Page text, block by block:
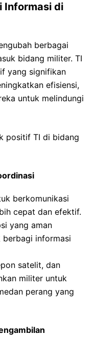
Informasi di
berbagai
bidang militer. TI
yang signifikan
efisiensi,
untuk melindungi
positif TI di bidang
berkomunikasi
cepat dan efektif.
yang aman
berbagi informasi
satelit, dan
militer untuk
perang yang